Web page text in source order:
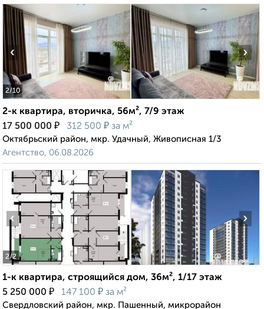
2/10
‹ ›
2-к квартира, вторичка, 56м², 7/9 этаж
17 500 000 ₽ 312 500 ₽ за м²
Октябрьский район, мкр. Удачный, Живописная 1/3
Агентство, 06.08.2026
2/2
‹ ›
1-к квартира, строящийся дом, 36м², 1/17 этаж
5 250 000 ₽ 147 100 ₽ за м²
Свердловский район, мкр. Пашенный, микрорайон